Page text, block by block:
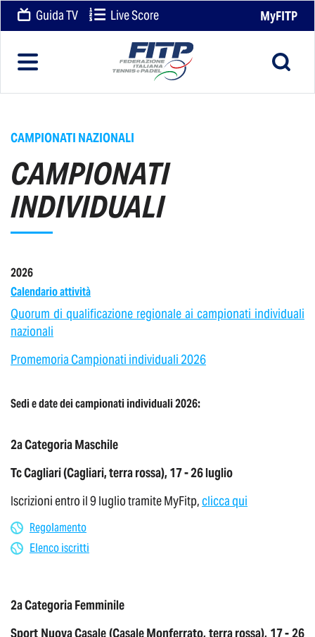
Guida TV Live Score MyFITP
CAMPIONATI NAZIONALI
CAMPIONATI
INDIVIDUALI
2026
Calendario attività
Quorum di qualificazione regionale ai campionati individuali
nazionali
Promemoria Campionati individuali 2026
Sedi e date dei campionati individuali 2026:
2a Categoria Maschile
Tc Cagliari (Cagliari, terra rossa), 17 - 26 luglio
Iscrizioni entro il 9 luglio tramite MyFitp,clicca qui
Regolamento
Elenco iscritti
2a Categoria Femminile
Sport Nuova Casale (Casale Monferrato, terra rossa), 17 - 26